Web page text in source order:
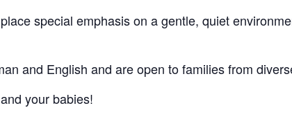
special emphasis on a gentle, quiet
and English and are open to families from
your babies!